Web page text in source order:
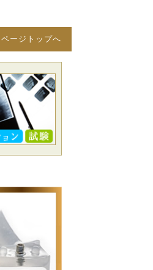
ージトップへ